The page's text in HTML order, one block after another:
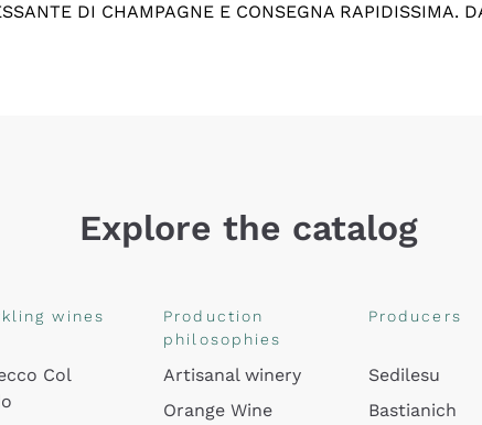
DI CHAMPAGNE E CONSEGNA RAPIDISSIMA.
Explore the catalog
wines
Col
Production
philosophies
Artisanal winery
Orange Wine
Producers
Sedilesu
Bastianich